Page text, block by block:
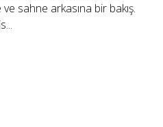
sahne arkasına bir bakış.